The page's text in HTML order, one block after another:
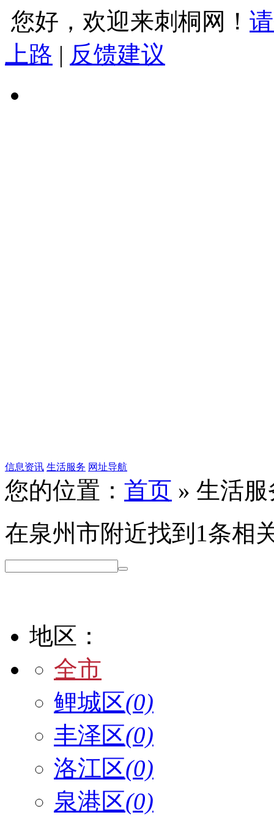
您好，欢迎来刺桐网！
上路 | 反馈建议
信息资讯 生活服务 网址导航
您的位置： 首页 » 生活服
在泉州市附近找到 1条相
地区：
全市
鲤城区(0)
丰泽区(0)
洛江区(0)
泉港区(0)